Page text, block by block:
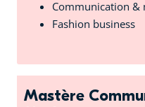
Communication &
Fashion business
Mastère